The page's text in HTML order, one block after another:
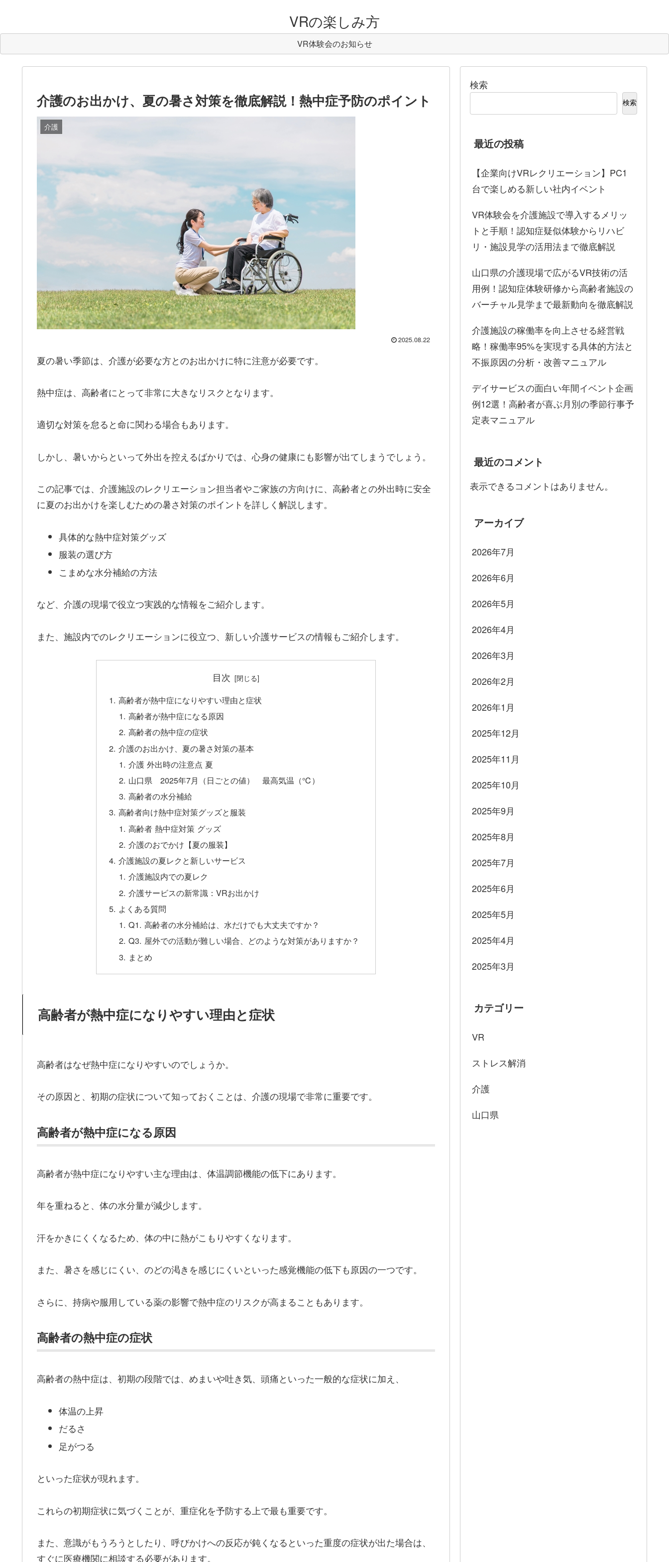
VRの楽しみ方
VR体験会のお知らせ
介護のお出かけ、夏の暑さ対策を徹底解説！熱中症予防のポイント
介護
2025.08.22
夏の暑い季節は、介護が必要な方とのお出かけに特に注意が必要です。
熱中症は、高齢者にとって非常に大きなリスクとなります。
適切な対策を怠ると命に関わる場合もあります。
しかし、暑いからといって外出を控えるばかりでは、心身の健康にも影響が出てしまうでしょう。
この記事では、介護施設のレクリエーション担当者やご家族の方向けに、高齢者との外出時に安全
に夏のお出かけを楽しむための暑さ対策のポイントを詳しく解説します。
具体的な熱中症対策グッズ
服装の選び方
こまめな水分補給の方法
など、介護の現場で役立つ実践的な情報をご紹介します。
また、施設内でのレクリエーションに役立つ、新しい介護サービスの情報もご紹介します。
目次
高齢者が熱中症になりやすい理由と症状
高齢者が熱中症になる原因
高齢者の熱中症の症状
介護のお出かけ、夏の暑さ対策の基本
介護 外出時の注意点 夏
山口県 2025年7月（日ごとの値） 最高気温（℃）
高齢者の水分補給
高齢者向け熱中症対策グッズと服装
高齢者 熱中症対策 グッズ
介護のおでかけ【夏の服装】
介護施設の夏レクと新しいサービス
介護施設内での夏レク
介護サービスの新常識：VRお出かけ
よくある質問
Q1. 高齢者の水分補給は、水だけでも大丈夫ですか？
Q3. 屋外での活動が難しい場合、どのような対策がありますか？
まとめ
高齢者が熱中症になりやすい理由と症状
高齢者はなぜ熱中症になりやすいのでしょうか。
その原因と、初期の症状について知っておくことは、介護の現場で非常に重要です。
高齢者が熱中症になる原因
高齢者が熱中症になりやすい主な理由は、体温調節機能の低下にあります。
年を重ねると、体の水分量が減少します。
汗をかきにくくなるため、体の中に熱がこもりやすくなります。
また、暑さを感じにくい、のどの渇きを感じにくいといった感覚機能の低下も原因の一つです。
さらに、持病や服用している薬の影響で熱中症のリスクが高まることもあります。
高齢者の熱中症の症状
高齢者の熱中症は、初期の段階では、めまいや吐き気、頭痛といった一般的な症状に加え、
体温の上昇
だるさ
足がつる
といった症状が現れます。
これらの初期症状に気づくことが、重症化を予防する上で最も重要です。
また、意識がもうろうとしたり、呼びかけへの反応が鈍くなるといった重度の症状が出た場合は、
すぐに医療機関に相談する必要があります。
検索
検索
最近の投稿
【企業向けVRレクリエーション】PC1
台で楽しめる新しい社内イベント
VR体験会を介護施設で導入するメリッ
トと手順！認知症疑似体験からリハビ
リ・施設見学の活用法まで徹底解説
山口県の介護現場で広がるVR技術の活
用例！認知症体験研修から高齢者施設の
バーチャル見学まで最新動向を徹底解説
介護施設の稼働率を向上させる経営戦
略！稼働率95%を実現する具体的方法と
不振原因の分析・改善マニュアル
デイサービスの面白い年間イベント企画
例12選！高齢者が喜ぶ月別の季節行事予
定表マニュアル
最近のコメント
表示できるコメントはありません。
アーカイブ
2026年7月
2026年6月
2026年5月
2026年4月
2026年3月
2026年2月
2026年1月
2025年12月
2025年11月
2025年10月
2025年9月
2025年8月
2025年7月
2025年6月
2025年5月
2025年4月
2025年3月
カテゴリー
VR
ストレス解消
介護
山口県